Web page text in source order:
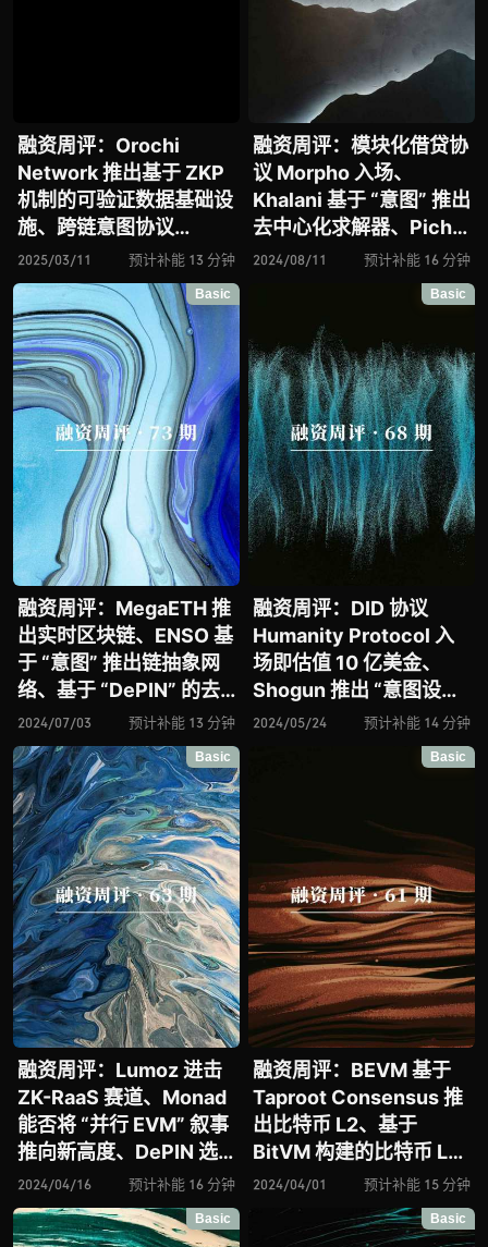
融资周评：Orochi
Network 推出基于 ZKP
机制的可验证数据基础设
施、跨链意图协议
Across 能否借助 ERC-
7683 实现重塑以太坊跨
链交互标准的宏大愿景？
论 DoubleZero 的底层
通信网络新框架
2025/03/11 预计补能 13 分钟
融资周评：模块化借贷协
议 Morpho 入场、
Khalani 基于 “意图” 推出
去中心化求解器、Pichi
Finance 推出面向空投前
场景的积分交易协议、
Cartridge 进击链上游戏
基础设施赛道、
MetaDAO 发起基于预测
市场机制的 DAO 治理实
验
2024/08/11 预计补能 16 分钟
Basic
融资周评：MegaETH 推
出实时区块链、ENSO 基
于 “意图” 推出链抽象网
络、基于 “DePIN” 的去
中心化 ZK 证明网络
NovaNet 入场、论 RaaS
基础设施 Conduit、
Covalent 进击模块化数
据可用性层赛道
2024/07/03 预计补能 13 分钟
Basic
融资周评：DID 协议
Humanity Protocol 入
场即估值 10 亿美金、
Shogun 推出 “意图设计”
的 DeFi 协议、
Runesterminal 助力
Runes Protocol 生态布
Blockless 推出 nnApps
模块化应用程序架构
2024/05/24 预计补能 14 分钟
Basic
融资周评：Lumoz 进击
ZK-RaaS 赛道、Monad
能否将 “并行 EVM” 叙事
推向新高度、DePIN 选
手 Uplink 推出去中心化
无线网络、基于 “意图”
的跨链拍卖协议 Mayan
2024/04/16 预计补能 16 分钟
Basic
融资周评：BEVM 基于
Taproot Consensus 推
出比特币 L2、基于
BitVM 构建的比特币 L2
Bitlayer 入场、BOB 引
入以太坊 + 比特币混合型
L2、论以意图为中心的
2024/04/01 预计补能 15 分钟
Basic Basic